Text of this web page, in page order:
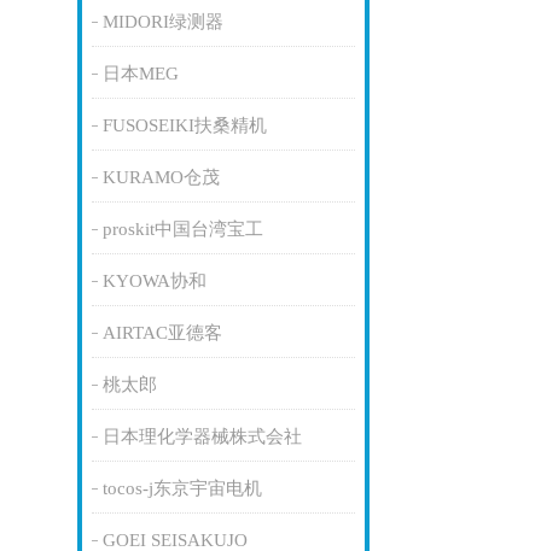
MIDORI绿测器
日本MEG
FUSOSEIKI扶桑精机
KURAMO仓茂
proskit中国台湾宝工
KYOWA协和
AIRTAC亚德客
桃太郎
日本理化学器械株式会社
tocos-j东京宇宙电机
GOEI SEISAKUJO